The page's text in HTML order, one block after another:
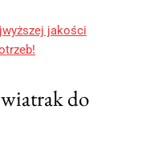
jakości
do